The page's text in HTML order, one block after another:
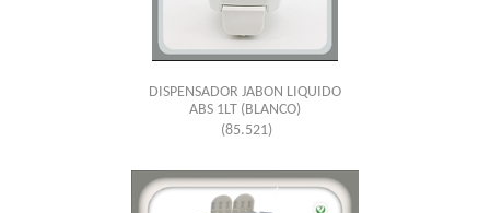
DISPENSADOR JABON LIQUIDO
ABS 1LT (BLANCO)
(85.521)